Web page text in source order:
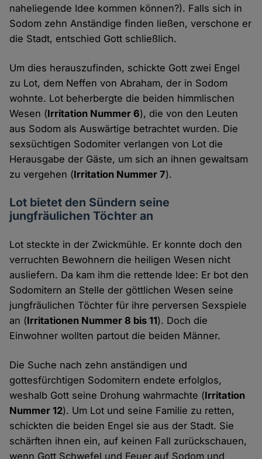
naheliegende Idee kommen können?). Falls sich in
Sodom zehn Anständige finden ließen, verschone er
die Stadt, entschied Gott schließlich.
Um dies herauszufinden, schickte Gott zwei Engel
zu Lot, dem Neffen von Abraham, der in Sodom
wohnte. Lot beherbergte die beiden himmlischen
Wesen (Irritation Nummer 6), die von den Leuten
aus Sodom als Auswärtige betrachtet wurden. Die
sexsüchtigen Sodomiter verlangen von Lot die
Herausgabe der Gäste, um sich an ihnen gewaltsam
zu vergehen (Irritation Nummer 7).
Lot bietet den Sündern seine
jungfräulichen Töchter an
Lot steckte in der Zwickmühle. Er konnte doch den
verruchten Bewohnern die heiligen Wesen nicht
ausliefern. Da kam ihm die rettende Idee: Er bot den
Sodomitern an Stelle der göttlichen Wesen seine
jungfräulichen Töchter für ihre perversen Sexspiele
an (Irritationen Nummer 8 bis 11). Doch die
Einwohner wollten partout die beiden Männer.
Die Suche nach zehn anständigen und
gottesfürchtigen Sodomitern endete erfolglos,
weshalb Gott seine Drohung wahrmachte (Irritation
Nummer 12). Um Lot und seine Familie zu retten,
schickten die beiden Engel sie aus der Stadt. Sie
schärften ihnen ein, auf keinen Fall zurückschauen,
wenn Gott Schwefel und Feuer auf Sodom und